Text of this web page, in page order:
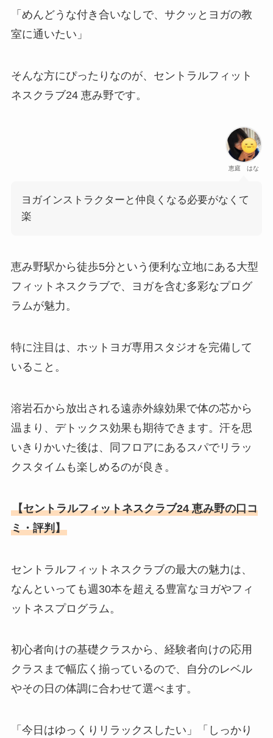
「めんどうな付き合いなしで、サクッとヨガの教
室に通いたい」
そんな方にぴったりなのが、セントラルフィット
ネスクラブ24 恵み野です。
恵庭 はな
ヨガインストラクターと仲良くなる必要がなくて
楽
恵み野駅から徒歩5分という便利な立地にある大型
フィットネスクラブで、ヨガを含む多彩なプログ
ラムが魅力。
特に注目は、ホットヨガ専用スタジオを完備して
いること。
溶岩石から放出される遠赤外線効果で体の芯から
温まり、デトックス効果も期待できます。汗を思
いきりかいた後は、同フロアにあるスパでリラッ
クスタイムも楽しめるのが良き。
【セントラルフィットネスクラブ24 恵み野の口コ
ミ・評判】
セントラルフィットネスクラブの最大の魅力は、
なんといっても週30本を超える豊富なヨガやフィ
ットネスプログラム。
初心者向けの基礎クラスから、経験者向けの応用
クラスまで幅広く揃っているので、自分のレベル
やその日の体調に合わせて選べます。
「今日はゆっくりリラックスしたい」「しっかり